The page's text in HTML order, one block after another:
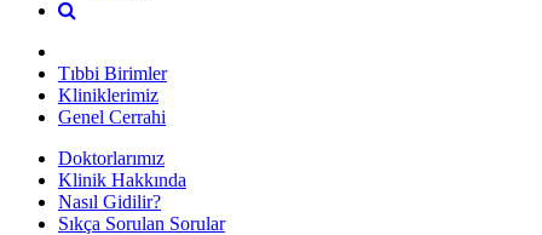
Tıbbi Birimler
Kliniklerimiz
Genel Cerrahi
Doktorlarımız
Klinik Hakkında
Nasıl Gidilir?
Sıkça Sorulan Sorular